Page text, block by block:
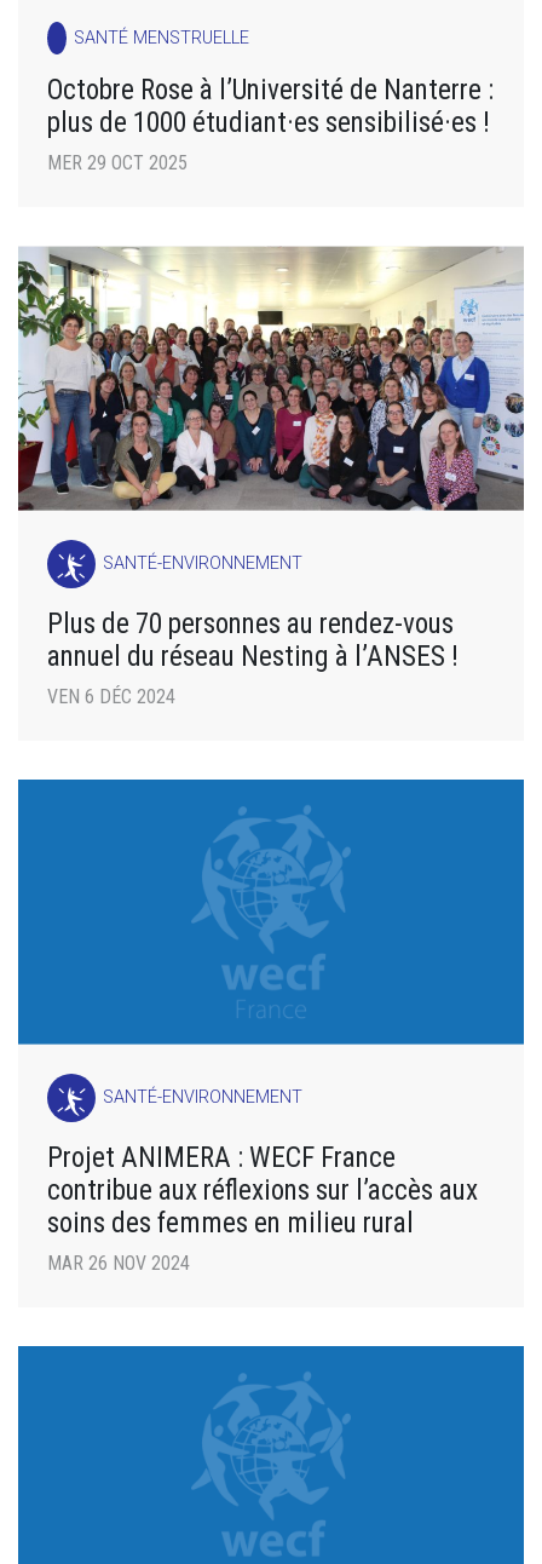
SANTÉ MENSTRUELLE
Octobre Rose à l’Université de Nanterre :
plus de 1000 étudiant·es sensibilisé·es !
MER 29 OCT 2025
SANTÉ-ENVIRONNEMENT
Plus de 70 personnes au rendez-vous
annuel du réseau Nesting à l’ANSES !
VEN 6 DÉC 2024
SANTÉ-ENVIRONNEMENT
Projet ANIMERA : WECF France
contribue aux réflexions sur l’accès aux
soins des femmes en milieu rural
MAR 26 NOV 2024